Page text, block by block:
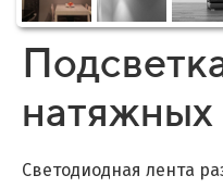
натяжных
Светодиодная лента